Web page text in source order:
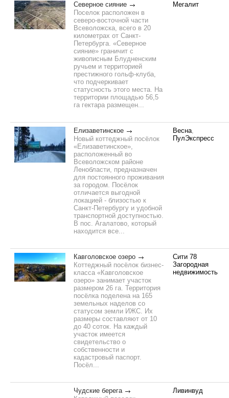
Северное сияние
Поселок расположен в
северо-восточной части
Всеволожска, всего в 20
километрах от Санкт-
Петербурга. «Северное
сияние» граничит с
живописным Блудненским
ручьем и территорией
престижного гольф-клуба,
что подчеркивает
статусность этого места. На
территории площадью 56,5
га гектара размещен...
Мегалит
Елизаветинское
Новый коттеджный посёлок
«Елизаветинское»,
расположенный во
Всеволожском районе
Ленобласти, предназначен
для постоянного проживания
за городом. Посёлок
отличается выгодной
локацией - близостью к
Санкт-Петербургу и удобной
транспортной доступностью.
В пос. Агалатово, который
находится все...
Весна,
ПулЭкспресс
Кавголовское озеро
Коттеджный посёлок бизнес-
класса «Кавголовское
озеро» занимает участок
размером 26 га. Территория
посёлка поделена на 165
земельных наделов со
статусом земли ИЖС. Их
размеры составляют от 10
до 40 соток. На каждый
участок имеется
свидетельство о
собственности и
кадастровый паспорт.
Посёл...
Сити 78
Загородная
недвижимость
Чудские берега
Ливинвуд